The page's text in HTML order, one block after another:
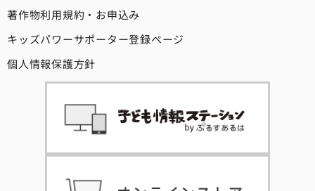
著作物利用規約・お申込み
キッズパワーサポーター登録ページ
個人情報保護方針